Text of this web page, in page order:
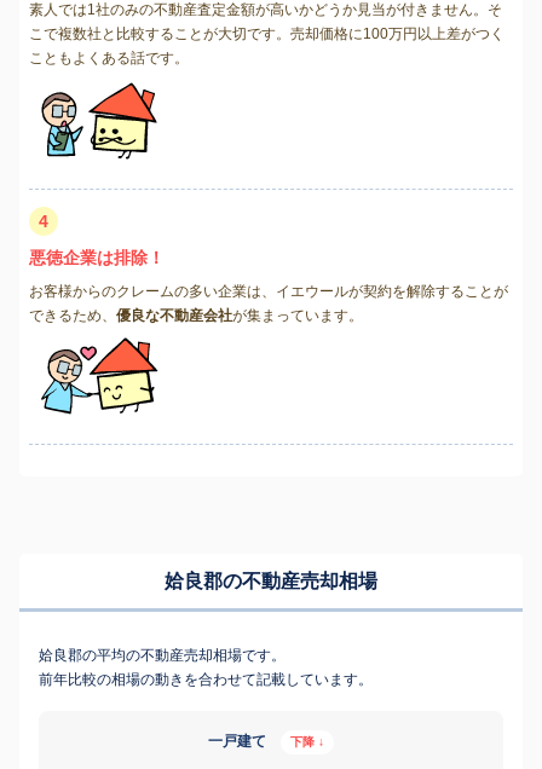
素人では1社のみの不動産査定金額が高いかどうか見当が付きません。そ
こで複数社と比較することが大切です。売却価格に100万円以上差がつく
こともよくある話です。
4
悪徳企業は排除！
お客様からのクレームの多い企業は、イエウールが契約を解除することが
できるため、 優良な不動産会社が集まっています。
姶良郡の不動産売却相場
姶良郡の平均の不動産売却相場です。
前年比較の相場の動きを合わせて記載しています。
一戸建て 下降 ↓